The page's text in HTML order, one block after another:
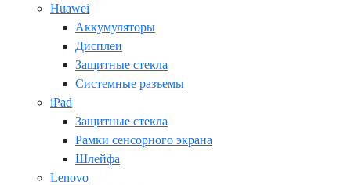
Huawei
Аккумуляторы
Дисплеи
Защитные стекла
Системные разъемы
iPad
Защитные стекла
Рамки сенсорного экрана
Шлейфа
Lenovo